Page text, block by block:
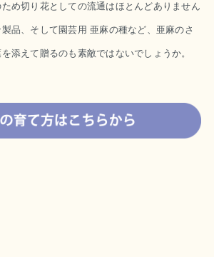
め切り花としての流通はほとんどありません
品、そして園芸用 亜麻の種など、亜麻のさ
添えて贈るのも素敵ではないでしょうか。